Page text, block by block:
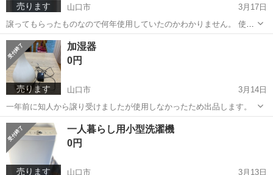
売ります 山口市
3月17日
譲ってもらったものなので何年使用していたのかわかりません。 使用
感は少しありますが問題なく使用できます。 上の棚には、電子レンジ
などの電化製品のコードを裏に通せる穴があります。 下の棚は引き出
山口 山口市 収納家具
売ります
加湿器
0円
山口市
3月14日
一年前に知人から譲り受けましたが使用しなかったため出品します。
山口 山口市 季節、空調家電
売ります
一人暮らし用小型洗濯機
0円
山口市
3月13日